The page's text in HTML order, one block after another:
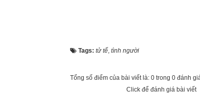
Tags: tử tế tình người
Tổng số điểm của bài viết là: 0 trong 0 đánh
Click để đánh giá bài viết